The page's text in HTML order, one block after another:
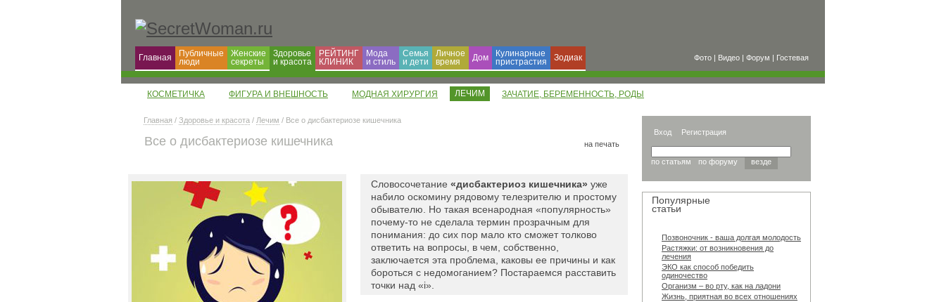
Главная
Публичные
люди
Женские
секреты
Здоровье
и красота
РЕЙТИНГ
КЛИНИК
Мода
и cтиль
Семья
и дети
Личное
время
Дом
Кулинарные
пристрастия
Зодиак Фото | Видео | Форум | Гостевая
КОСМЕТИЧКА ФИГУРА И ВНЕШНОСТЬ МОДНАЯ ХИРУРГИЯ ЛЕЧИМ ЗАЧАТИЕ, БЕРЕМЕННОСТЬ, РОДЫ
Главная / Здоровье и красота / Лечим / Все о дисбактериозе кишечника
Все о дисбактериозе кишечника на печать
Словосочетание «дисбактериоз кишечника» уже
набило оскомину рядовому телезрителю и простому
обывателю. Но такая всенародная «популярность»
почему-то не сделала термин прозрачным для
понимания: до сих пор мало кто сможет толково
ответить на вопросы, в чем, собственно,
заключается эта проблема, каковы ее причины и как
бороться с недомоганием? Постараемся расставить
точки над «i».
Вход Регистрация
по статьям по форуму везде
Популярные
статьи
Позвоночник - ваша долгая молодость
Растяжки: от возникновения до
лечения
ЭКО как способ победить
одиночество
Организм – во рту, как на ладони
Жизнь, приятная во всех отношениях